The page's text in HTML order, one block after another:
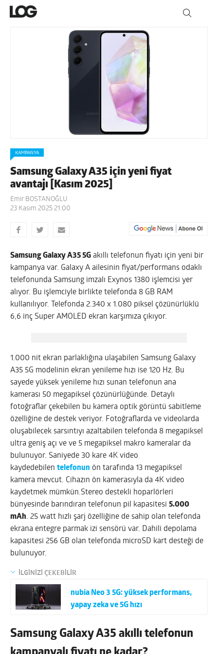
KAMPANYA
Samsung Galaxy A35 için yeni fiyat
avantajı [Kasım 2025]
Emir BOSTANOĞLU
23 Kasım 2025 21:00
Samsung Galaxy A35 5G akıllı telefonun fiyatı için yeni bir
kampanya var. Galaxy A ailesinin fiyat/performans odaklı
telefonunda Samsung imzalı Exynos 1380 işlemcisi yer
alıyor. Bu işlemciyle birlikte telefonda 8 GB RAM
kullanılıyor. Telefonda 2.340 x 1.080 piksel çözünürlüklü
6,6 inç Super AMOLED ekran karşımıza çıkıyor.
1.000 nit ekran parlaklığına ulaşabilen Samsung Galaxy
A35 5G modelinin ekran yenileme hızı ise 120 Hz. Bu
sayede yüksek yenileme hızı sunan telefonun ana
kamerası 50 megapiksel çözünürlüğünde. Detaylı
fotoğraflar çekebilen bu kamera optik görüntü sabitleme
özelliğine de destek veriyor. Fotoğraflarda ve videolarda
oluşabilecek sarsıntıyı azaltabilen telefonda 8 megapiksel
ultra geniş açı ve ve 5 megapiksel makro kameralar da
bulunuyor. Saniyede 30 kare 4K video
kaydedebilentelefonun ön tarafında 13 megapiksel
kamera mevcut. Cihazın ön kamerasıyla da 4K video
kaydetmek mümkün.Stereo destekli hoparlörleri
bünyesinde barındıran telefonun pil kapasitesi5.000
mAh. 25 watt hızlı şarj özelliğine de sahip olan telefonda
ekrana entegre parmak izi sensörü var. Dahili depolama
kapasitesi 256 GB olan telefonda microSD kart desteği de
bulunuyor.
İLGİNİZİ ÇEKEBİLİR
nubia Neo 3 5G: yüksek performans,
yapay zeka ve 5G hızı
Samsung Galaxy A35 akıllı telefonun